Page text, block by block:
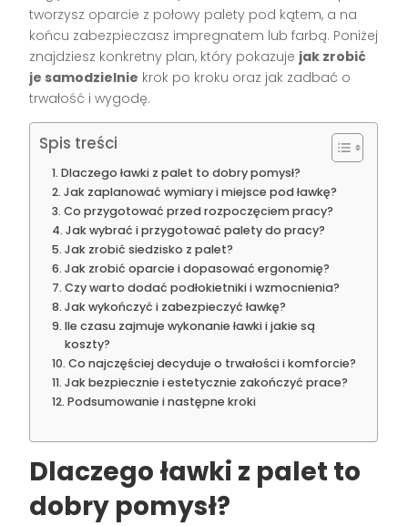
tworzysz oparcie z połowy palety pod kątem, a na
końcu zabezpieczasz impregnatem lub farbą. Poniżej
znajdziesz konkretny plan, który pokazuje jak zrobić
je samodzielnie krok po kroku oraz jak zadbać o
trwałość i wygodę.
Spis treści
Dlaczego ławki z palet to dobry pomysł?
Jak zaplanować wymiary i miejsce pod ławkę?
Co przygotować przed rozpoczęciem pracy?
Jak wybrać i przygotować palety do pracy?
Jak zrobić siedzisko z palet?
Jak zrobić oparcie i dopasować ergonomię?
Czy warto dodać podłokietniki i wzmocnienia?
Jak wykończyć i zabezpieczyć ławkę?
Ile czasu zajmuje wykonanie ławki i jakie są
koszty?
Co najczęściej decyduje o trwałości i komforcie?
Jak bezpiecznie i estetycznie zakończyć prace?
Podsumowanie i następne kroki
Dlaczego ławki z palet to
dobry pomysł?